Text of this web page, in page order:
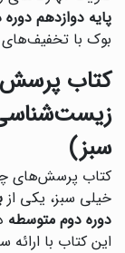
پایه دوازدهم
بوک با تخفیف‌های
کتاب
سبز)
‌کتاب پرسش‌های
خیلی سبز، یکی از
دوره دوم متوسطه
این کتاب با